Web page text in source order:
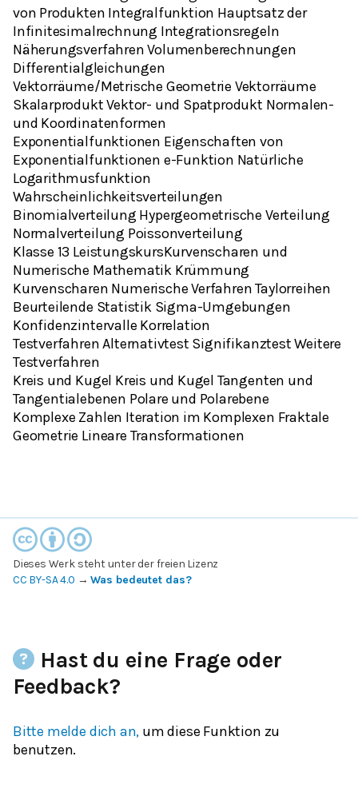
von Produkten Integralfunktion Hauptsatz der
Infinitesimalrechnung Integrationsregeln
Näherungsverfahren Volumenberechnungen
Differentialgleichungen
Vektorräume/Metrische Geometrie Vektorräume
Skalarprodukt Vektor- und Spatprodukt Normalen-
und Koordinatenformen
Exponentialfunktionen Eigenschaften von
Exponentialfunktionen e-Funktion Natürliche
Logarithmusfunktion
Wahrscheinlichkeitsverteilungen
Binomialverteilung Hypergeometrische Verteilung
Normalverteilung Poissonverteilung
Klasse 13 LeistungskursKurvenscharen und
Numerische Mathematik Krümmung
Kurvenscharen Numerische Verfahren Taylorreihen
Beurteilende Statistik Sigma-Umgebungen
Konfidenzintervalle Korrelation
Testverfahren Alternativtest Signifikanztest Weitere
Testverfahren
Kreis und Kugel Kreis und Kugel Tangenten und
Tangentialebenen Polare und Polarebene
Komplexe Zahlen Iteration im Komplexen Fraktale
Geometrie Lineare Transformationen
Dieses Werk steht unter der freien Lizenz
CC BY-SA 4.0 →Was bedeutet das?
Hast du eine Frage oder
Feedback?
Bitte melde dich an, um diese Funktion zu
benutzen.